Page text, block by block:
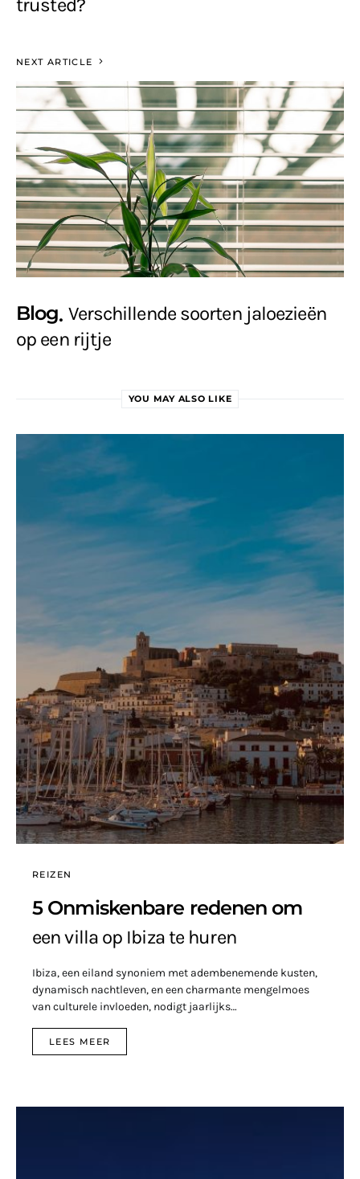
trusted?
NEXT ARTICLE
Blog Verschillende soorten jaloezieën
op een rijtje
YOU MAY ALSO LIKE
REIZEN
5 Onmiskenbare redenen om
een villa op Ibiza te huren
Ibiza, een eiland synoniem met adembenemende kusten,
dynamisch nachtleven, en een charmante mengelmoes
van culturele invloeden, nodigt jaarlijks…
LEES MEER